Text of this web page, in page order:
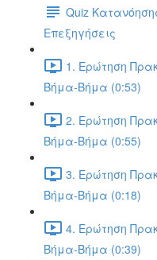
Quiz
Επεξηγήσεις
1. Ερώτηση
Βήμα-Βήμα (0:53)
2. Ερώτηση
Βήμα-Βήμα (0:55)
3. Ερώτηση
Βήμα-Βήμα (0:18)
4. Ερώτηση
Βήμα-Βήμα (0:39)